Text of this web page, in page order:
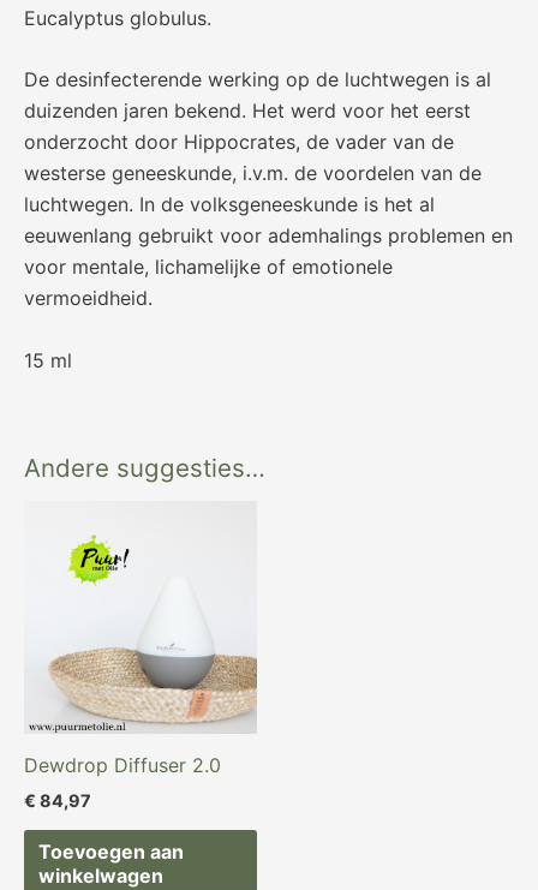
Eucalyptus globulus.
De desinfecterende werking op de luchtwegen is al
duizenden jaren bekend. Het werd voor het eerst
onderzocht door Hippocrates, de vader van de
westerse geneeskunde, i.v.m. de voordelen van de
luchtwegen. In de volksgeneeskunde is het al
eeuwenlang gebruikt voor ademhalings problemen en
voor mentale, lichamelijke of emotionele
vermoeidheid.
15 ml
Andere suggesties…
Dewdrop Diffuser 2.0
€ 84,97
Toevoegen aan
winkelwagen